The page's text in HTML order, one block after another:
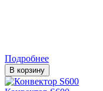
Подробнее
В корзину